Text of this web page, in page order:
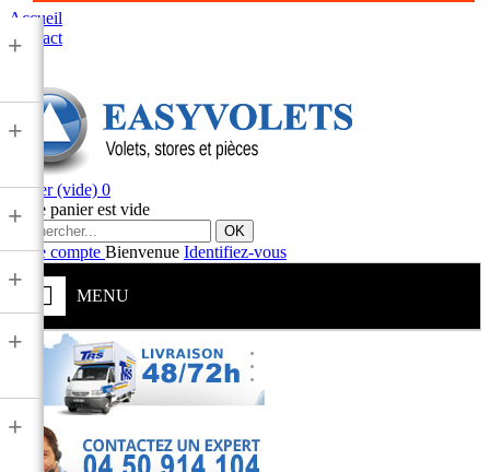
Accueil
Contact
Panier (vide) 0
Votre panier est vide
OK
Votre compte Bienvenue Identifiez-vous
MENU
+
+
+
+
+
+